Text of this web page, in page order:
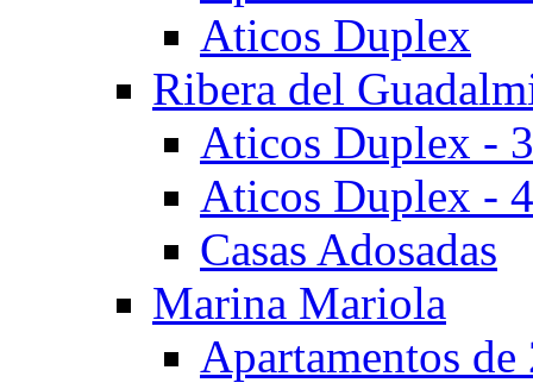
Aticos Duplex
Ribera del
Aticos Duplex -
Aticos Duplex -
Casas Adosadas
Marina Mariola
Apartamentos